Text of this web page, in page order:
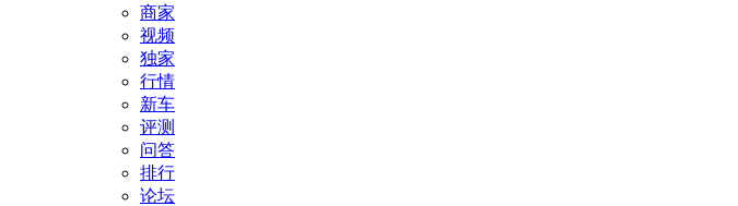
商家
视频
独家
行情
新车
评测
问答
排行
论坛